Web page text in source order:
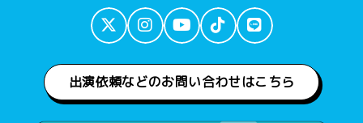
出演依頼などのお問い合わせはこちら